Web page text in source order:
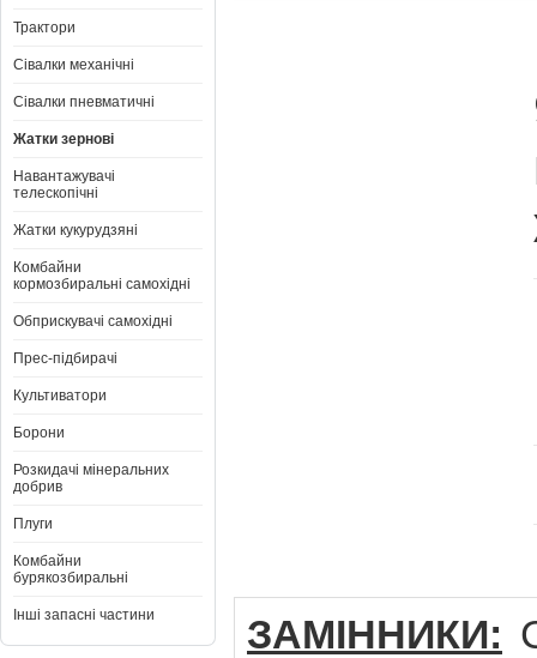
Трактори
Сівалки механічні
Сівалки пневматичні
Жатки зернові
Навантажувачі
телескопічні
Жатки кукурудзяні
Комбайни
кормозбиральні самохідні
Обприскувачі самохідні
Прес-підбирачі
Культиватори
Борони
Розкидачі мінеральних
добрив
Плуги
Комбайни
бурякозбиральні
Інші запасні частини ЗАМІННИКИ: